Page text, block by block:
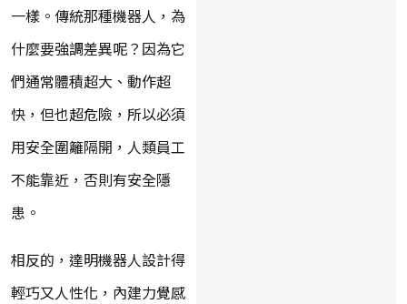
一樣。傳統那種機器人，為
什麼要強調差異呢？因為它
們通常體積超大、動作超
快，但也超危險，所以必須
用安全圍籬隔開，人類員工
不能靠近，否則有安全隱
患。
相反的，達明機器人設計得
輕巧又人性化，內建力覺感